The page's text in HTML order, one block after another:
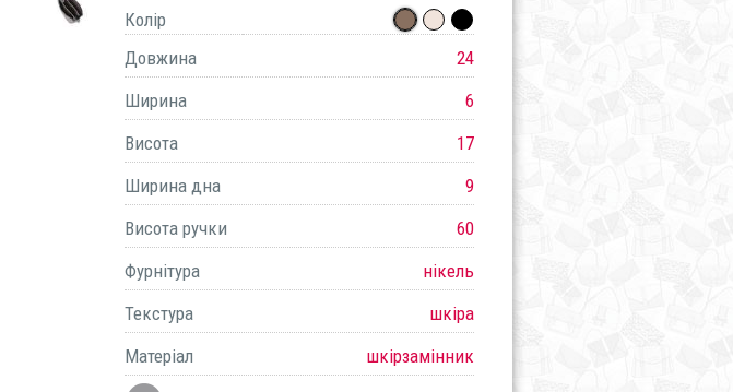
Колір
Довжина
24
Ширина
6
Висота
17
Ширина дна
9
Висота ручки
60
Фурнітура
нікель
Текстура
шкіра
Матеріал
шкірзамінник